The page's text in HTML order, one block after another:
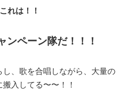
れは！！
ペーン隊だ！！！
、歌を合唱しながら、大量の
入してる〜〜！！